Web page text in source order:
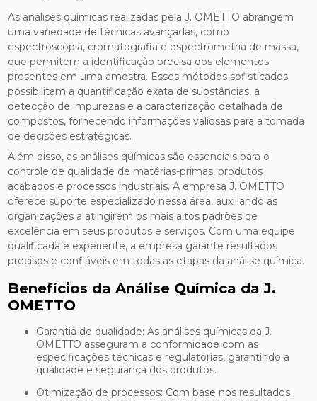
As análises químicas realizadas pela J. OMETTO abrangem
uma variedade de técnicas avançadas, como
espectroscopia, cromatografia e espectrometria de massa,
que permitem a identificação precisa dos elementos
presentes em uma amostra. Esses métodos sofisticados
possibilitam a quantificação exata de substâncias, a
detecção de impurezas e a caracterização detalhada de
compostos, fornecendo informações valiosas para a tomada
de decisões estratégicas.
Além disso, as análises químicas são essenciais para o
controle de qualidade de matérias-primas, produtos
acabados e processos industriais. A empresa J. OMETTO
oferece suporte especializado nessa área, auxiliando as
organizações a atingirem os mais altos padrões de
excelência em seus produtos e serviços. Com uma equipe
qualificada e experiente, a empresa garante resultados
precisos e confiáveis em todas as etapas da análise química.
Benefícios da Análise Química da J.
OMETTO
Garantia de qualidade: As análises químicas da J.
OMETTO asseguram a conformidade com as
especificações técnicas e regulatórias, garantindo a
qualidade e segurança dos produtos.
Otimização de processos: Com base nos resultados